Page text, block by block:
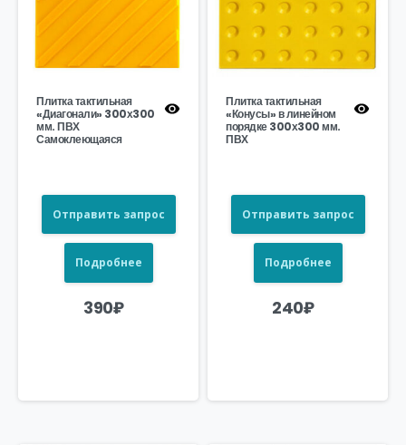
Плитка тактильная
«Диагонали» 300х300
мм. ПВХ
Самоклеющаяся
Отправить запрос
Подробнее
390₽
Плитка тактильная
«Конусы» в линейном
порядке 300х300 мм.
ПВХ
Отправить запрос
Подробнее
240₽